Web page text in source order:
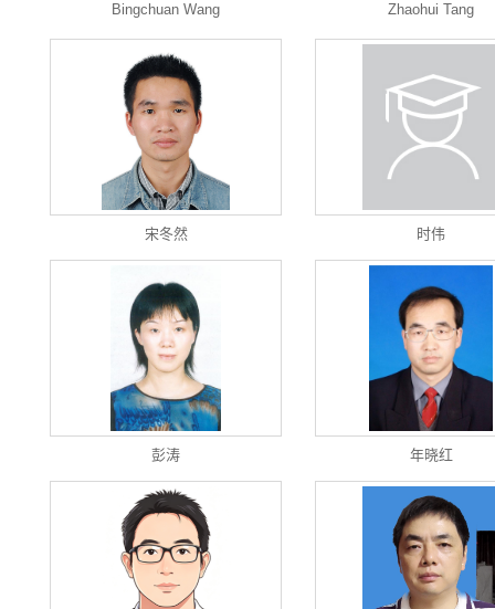
Bingchuan Wang Zhaohui Tang
宋冬然 时伟
彭涛 年晓红